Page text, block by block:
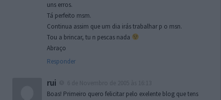
uns erros.
Tá perfeito msm.
Continua assim que um dia irás trabalhar p o msn.
Tou a brincar, tu n pescas nada
Abraço
Responder
rui
Boas! Primeiro quero felicitar pelo exelente blog que tens